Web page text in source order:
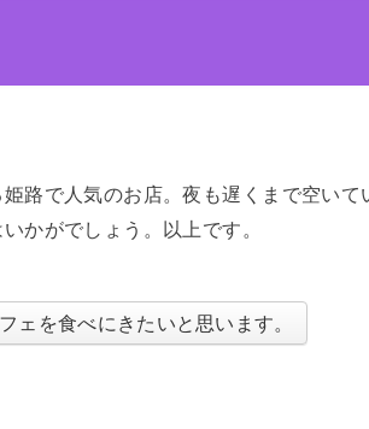
路で人気のお店。夜も遅くまで空いて
かがでしょう。以上です。
ェを食べにきたいと思います。